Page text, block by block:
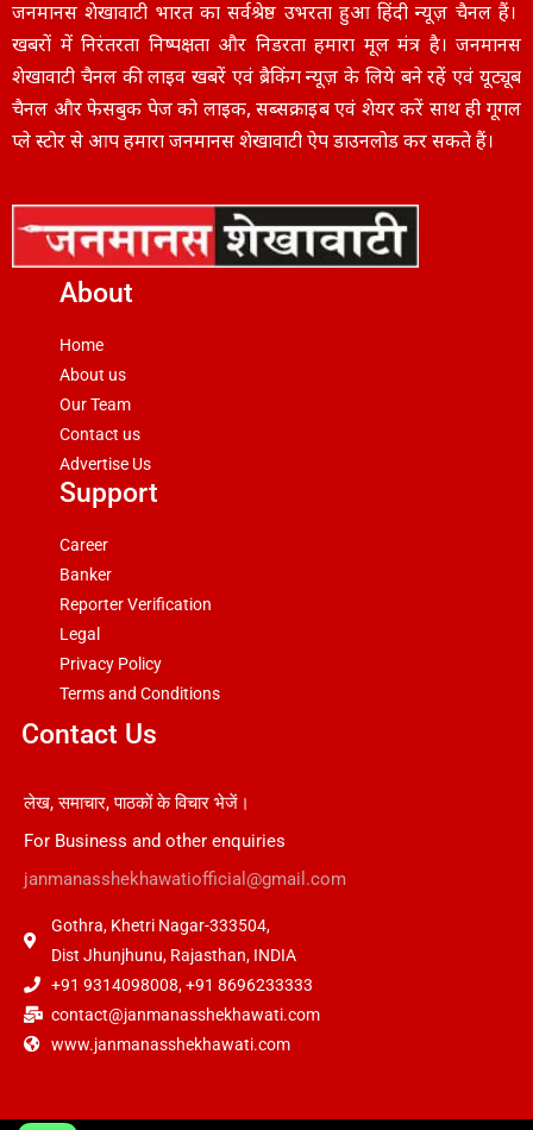
जनमानस शेखावाटी भारत का सर्वश्रेष्ठ उभरता हुआ हिंदी न्यूज़ चैनल हैं।
खबरों में निरंतरता निष्पक्षता और निडरता हमारा मूल मंत्र है। जनमानस
शेखावाटी चैनल की लाइव खबरें एवं ब्रैकिंग न्यूज़ के लिये बने रहें एवं यूट्यूब
चैनल और फेसबुक पेज को लाइक, सब्सक्राइब एवं शेयर करें साथ ही गूगल
प्ले स्टोर से आप हमारा जनमानस शेखावाटी ऐप डाउनलोड कर सकते हैं।
About
Home
About us
Our Team
Contact us
Advertise Us
Support
Career
Banker
Reporter Verification
Legal
Privacy Policy
Terms and Conditions
Contact Us
लेख, समाचार, पाठकों के विचार भेजें।
For Business and other enquiries
janmanasshekhawatiofficial@gmail.com
Gothra, Khetri Nagar-333504,
Dist Jhunjhunu, Rajasthan, INDIA
+91 9314098008, +91 8696233333
contact@janmanasshekhawati.com
www.janmanasshekhawati.com